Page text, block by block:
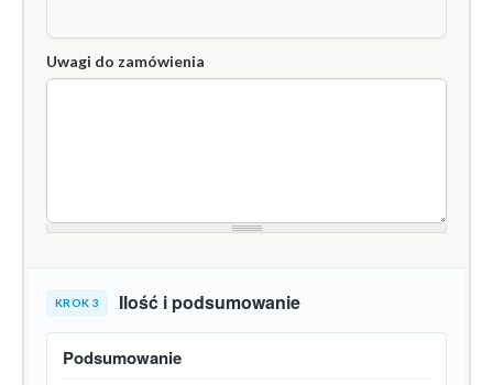
Uwagi do zamówienia
KROK 3 Ilość i podsumowanie
Podsumowanie